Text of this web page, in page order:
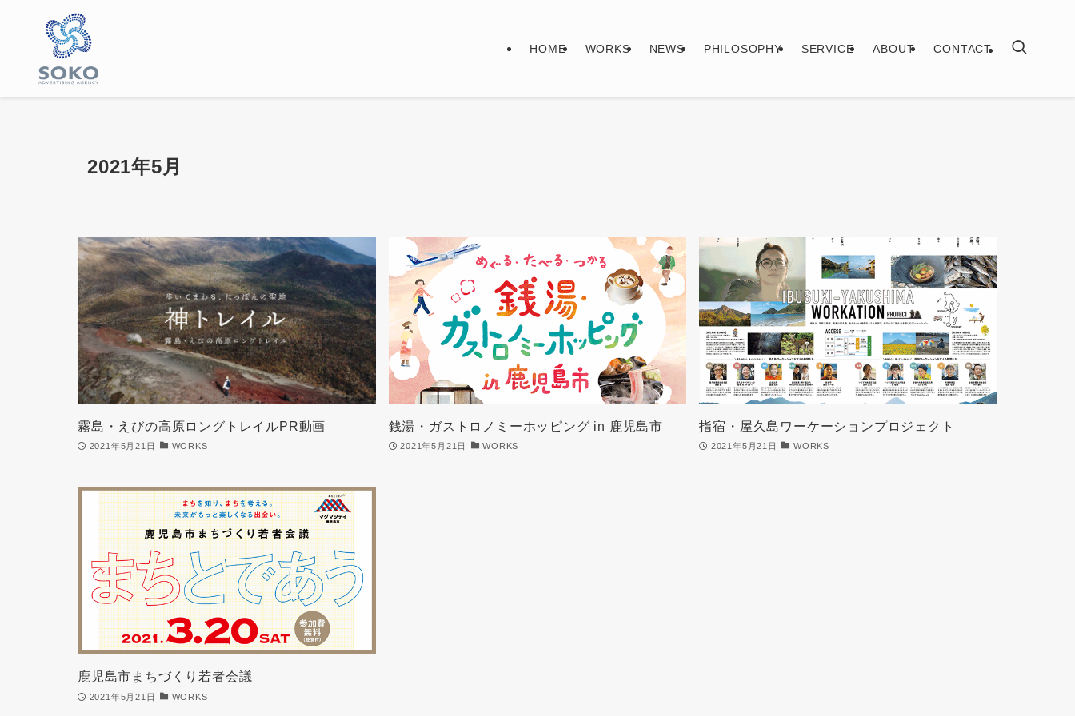
HOME WORKS NEWS PHILOSOPHY SERVICE ABOUT CONTACT
2021年5月
霧島・えびの高原ロングトレイルPR動画
2021年5月21日 WORKS
銭湯・ガストロノミーホッピング in 鹿児島市
2021年5月21日 WORKS
指宿・屋久島ワーケーションプロジェクト
2021年5月21日 WORKS
鹿児島市まちづくり若者会議
2021年5月21日 WORKS